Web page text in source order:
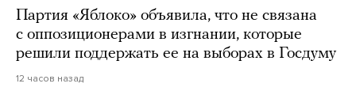
Партия «Яблоко» объявила, что не связана
с оппозиционерами в изгнании, которые
решили поддержать ее на выборах в Госдуму
12 часов назад